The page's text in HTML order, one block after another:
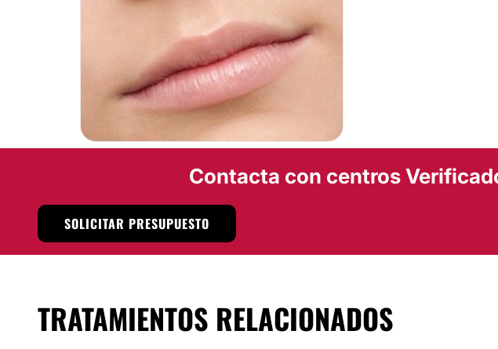
Contacta con centros
SOLICITAR PRESUPUESTO
TRATAMIENTOS RELACIONADOS